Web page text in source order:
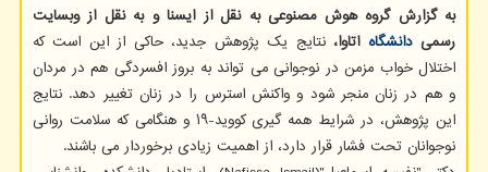
به گزارش گروه هوش مصنوعی به نقل از ایسنا و به نقل از وبسایت
رسمیدانشگاه اتاوا،نتایج یک پژوهش جدید، حاکی از این است که
اختلال خواب مزمن در نوجوانی می تواند به بروز افسردگی هم در مردان
و هم در زنان منجر شود و واکنش استرس را در زنان تغییر دهد. نتایج
این پژوهش، در شرایط همه گیری کووید-۱۹ و هنگامی که سلامت روانی
نوجوانان تحت فشار قرار دارد، از اهمیت زیادی برخوردار می باشند.